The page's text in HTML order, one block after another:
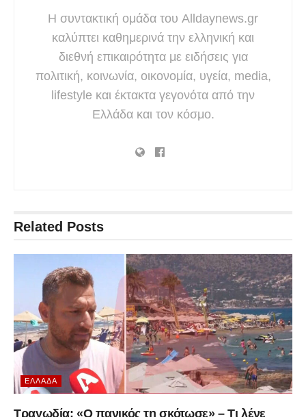
Η συντακτική ομάδα του Alldaynews.gr
καλύπτει καθημερινά την ελληνική και
διεθνή επικαιρότητα με ειδήσεις για
πολιτική, κοινωνία, οικονομία, υγεία, media,
lifestyle και έκτακτα γεγονότα από την
Ελλάδα και τον κόσμο.
Related Posts
ΕΛΛΆΔΑ
Τραγωδία: «Ο πανικός τη σκότωσε» – Τι λένε